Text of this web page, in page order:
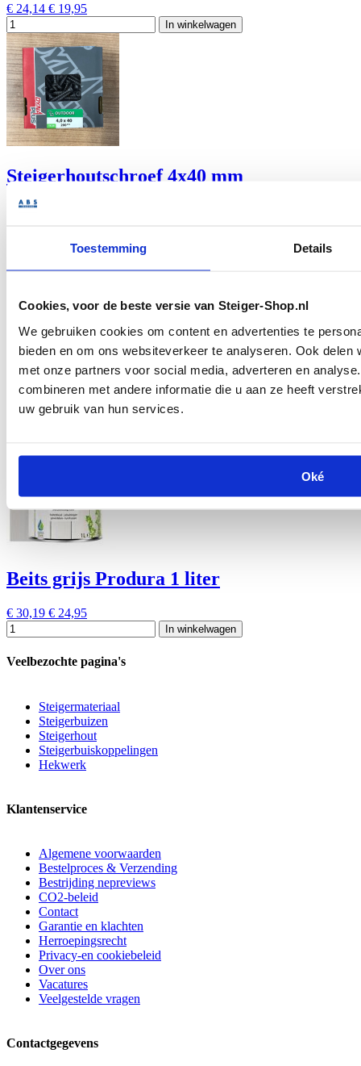
Toestemming Details
Cookies, voor de beste versie van Steiger-Shop.nl
We gebruiken cookies om content en advertenties te
bieden en om ons websiteverkeer te analyseren. Ook
met onze partners voor social media, adverteren en
combineren met andere informatie die u aan ze heeft
uw gebruik van hun services.
Oké
€ 24,14 € 19,95
In winkelwagen
Steigerhoutschroef 4x40 mm
€ 14,46
Beits wit Produra 1 liter
€ 30,19€ 24,95
Beits grijs Produra 1 liter
€ 30,19 € 24,95
In winkelwagen
Veelbezochte pagina's
Steigermateriaal
Steigerbuizen
Steigerhout
Steigerbuiskoppelingen
Hekwerk
Klantenservice
Algemene voorwaarden
Bestelproces & Verzending
Bestrijding nepreviews
CO2-beleid
Contact
Garantie en klachten
Herroepingsrecht
Privacy-en cookiebeleid
Over ons
Vacatures
Veelgestelde vragen
Contactgegevens